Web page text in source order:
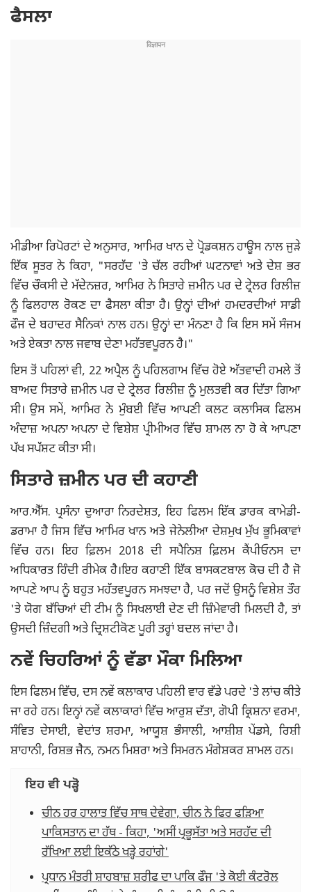
ਫੈਸਲਾ
ਮੀਡੀਆ ਰਿਪੋਰਟਾਂ ਦੇ ਅਨੁਸਾਰ, ਆਮਿਰ ਖਾਨ ਦੇ ਪ੍ਰੋਡਕਸ਼ਨ ਹਾਊਸ ਨਾਲ ਜੁੜੇ
ਇੱਕ ਸੂਤਰ ਨੇ ਕਿਹਾ, "ਸਰਹੱਦ 'ਤੇ ਚੱਲ ਰਹੀਆਂ ਘਟਨਾਵਾਂ ਅਤੇ ਦੇਸ਼ ਭਰ
ਵਿੱਚ ਚੌਕਸੀ ਦੇ ਮੱਦੇਨਜ਼ਰ, ਆਮਿਰ ਨੇ ਸਿਤਾਰੇ ਜ਼ਮੀਨ ਪਰ ਦੇ ਟ੍ਰੇਲਰ ਰਿਲੀਜ਼
ਨੂੰ ਫਿਲਹਾਲ ਰੋਕਣ ਦਾ ਫੈਸਲਾ ਕੀਤਾ ਹੈ। ਉਨ੍ਹਾਂ ਦੀਆਂ ਹਮਦਰਦੀਆਂ ਸਾਡੀ
ਫੌਜ ਦੇ ਬਹਾਦਰ ਸੈਨਿਕਾਂ ਨਾਲ ਹਨ। ਉਨ੍ਹਾਂ ਦਾ ਮੰਨਣਾ ਹੈ ਕਿ ਇਸ ਸਮੇਂ ਸੰਜਮ
ਅਤੇ ਏਕਤਾ ਨਾਲ ਜਵਾਬ ਦੇਣਾ ਮਹੱਤਵਪੂਰਨ ਹੈ।"
ਇਸ ਤੋਂ ਪਹਿਲਾਂ ਵੀ, 22 ਅਪ੍ਰੈਲ ਨੂੰ ਪਹਿਲਗਾਮ ਵਿੱਚ ਹੋਏ ਅੱਤਵਾਦੀ ਹਮਲੇ ਤੋਂ
ਬਾਅਦ ਸਿਤਾਰੇ ਜ਼ਮੀਨ ਪਰ ਦੇ ਟ੍ਰੇਲਰ ਰਿਲੀਜ਼ ਨੂੰ ਮੁਲਤਵੀ ਕਰ ਦਿੱਤਾ ਗਿਆ
ਸੀ। ਉਸ ਸਮੇਂ, ਆਮਿਰ ਨੇ ਮੁੰਬਈ ਵਿੱਚ ਆਪਣੀ ਕਲਟ ਕਲਾਸਿਕ ਫਿਲਮ
ਅੰਦਾਜ਼ ਅਪਨਾ ਅਪਨਾ ਦੇ ਵਿਸ਼ੇਸ਼ ਪ੍ਰੀਮੀਅਰ ਵਿੱਚ ਸ਼ਾਮਲ ਨਾ ਹੋ ਕੇ ਆਪਣਾ
ਪੱਖ ਸਪੱਸ਼ਟ ਕੀਤਾ ਸੀ।
ਸਿਤਾਰੇ ਜ਼ਮੀਨ ਪਰ ਦੀ ਕਹਾਣੀ
ਆਰ.ਐੱਸ. ਪ੍ਰਸੰਨਾ ਦੁਆਰਾ ਨਿਰਦੇਸ਼ਤ, ਇਹ ਫਿਲਮ ਇੱਕ ਡਾਰਕ ਕਾਮੇਡੀ-
ਡਰਾਮਾ ਹੈ ਜਿਸ ਵਿੱਚ ਆਮਿਰ ਖਾਨ ਅਤੇ ਜੇਨੇਲੀਆ ਦੇਸ਼ਮੁਖ ਮੁੱਖ ਭੂਮਿਕਾਵਾਂ
ਵਿੱਚ ਹਨ। ਇਹ ਫ਼ਿਲਮ 2018 ਦੀ ਸਪੈਨਿਸ਼ ਫ਼ਿਲਮ ਕੈਂਪੀਓਨਸ ਦਾ
ਅਧਿਕਾਰਤ ਹਿੰਦੀ ਰੀਮੇਕ ਹੈ।ਇਹ ਕਹਾਣੀ ਇੱਕ ਬਾਸਕਟਬਾਲ ਕੋਚ ਦੀ ਹੈ ਜੋ
ਆਪਣੇ ਆਪ ਨੂੰ ਬਹੁਤ ਮਹੱਤਵਪੂਰਨ ਸਮਝਦਾ ਹੈ, ਪਰ ਜਦੋਂ ਉਸਨੂੰ ਵਿਸ਼ੇਸ਼ ਤੌਰ
'ਤੇ ਯੋਗ ਬੱਚਿਆਂ ਦੀ ਟੀਮ ਨੂੰ ਸਿਖਲਾਈ ਦੇਣ ਦੀ ਜ਼ਿੰਮੇਵਾਰੀ ਮਿਲਦੀ ਹੈ, ਤਾਂ
ਉਸਦੀ ਜ਼ਿੰਦਗੀ ਅਤੇ ਦ੍ਰਿਸ਼ਟੀਕੋਣ ਪੂਰੀ ਤਰ੍ਹਾਂ ਬਦਲ ਜਾਂਦਾ ਹੈ।
ਨਵੇਂ ਚਿਹਰਿਆਂ ਨੂੰ ਵੱਡਾ ਮੌਕਾ ਮਿਲਿਆ
ਇਸ ਫਿਲਮ ਵਿੱਚ, ਦਸ ਨਵੇਂ ਕਲਾਕਾਰ ਪਹਿਲੀ ਵਾਰ ਵੱਡੇ ਪਰਦੇ 'ਤੇ ਲਾਂਚ ਕੀਤੇ
ਜਾ ਰਹੇ ਹਨ। ਇਨ੍ਹਾਂ ਨਵੇਂ ਕਲਾਕਾਰਾਂ ਵਿੱਚ ਆਰੁਸ਼ ਦੱਤਾ, ਗੋਪੀ ਕ੍ਰਿਸ਼ਨਾ ਵਰਮਾ,
ਸੰਵਿਤ ਦੇਸਾਈ, ਵੇਦਾਂਤ ਸ਼ਰਮਾ, ਆਯੂਸ਼ ਭੰਸਾਲੀ, ਆਸ਼ੀਸ਼ ਪੇਂਡਸੇ, ਰਿਸ਼ੀ
ਸ਼ਾਹਾਨੀ, ਰਿਸ਼ਭ ਜੈਨ, ਨਮਨ ਮਿਸ਼ਰਾ ਅਤੇ ਸਿਮਰਨ ਮੰਗੇਸ਼ਕਰ ਸ਼ਾਮਲ ਹਨ।
ਇਹ ਵੀ ਪੜ੍ਹੋ
ਚੀਨ ਹਰ ਹਾਲਾਤ ਵਿੱਚ ਸਾਥ ਦੇਵੇਗਾ, ਚੀਨ ਨੇ ਫਿਰ ਫੜਿਆ
ਪਾਕਿਸਤਾਨ ਦਾ ਹੱਥ - ਕਿਹਾ, 'ਅਸੀਂ ਪ੍ਰਭੂਸੱਤਾ ਅਤੇ ਸਰਹੱਦ ਦੀ
ਰੱਖਿਆ ਲਈ ਇਕੱਠੇ ਖੜ੍ਹੇ ਰਹਾਂਗੇ'
ਪ੍ਰਧਾਨ ਮੰਤਰੀ ਸ਼ਾਹਬਾਜ਼ ਸ਼ਰੀਫ ਦਾ ਪਾਕਿ ਫੌਜ 'ਤੇ ਕੋਈ ਕੰਟਰੋਲ